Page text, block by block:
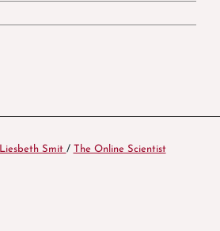
Liesbeth Smit / The Online Scientist